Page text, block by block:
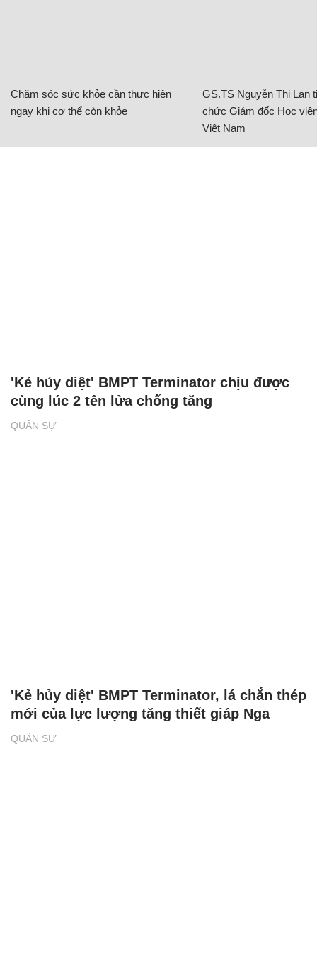
Chăm sóc sức khỏe cần thực hiện
ngay khi cơ thể còn khỏe
GS.TS Nguyễn Thị Lan
chức Giám đốc Học
Việt Nam
QUÂN SỰ
'Kẻ hủy diệt' BMPT Terminator chịu được
cùng lúc 2 tên lửa chống tăng
QUÂN SỰ
'Kẻ hủy diệt' BMPT Terminator, lá chắn thép
mới của lực lượng tăng thiết giáp Nga